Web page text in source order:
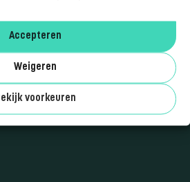
Accepteren
Weigeren
voorkeuren
Over ons